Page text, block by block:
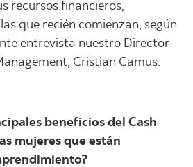
recursos financieros,
que recién comienzan, según
entrevista nuestro Director
Cristian Camus.
beneficios del Cash
mujeres que están